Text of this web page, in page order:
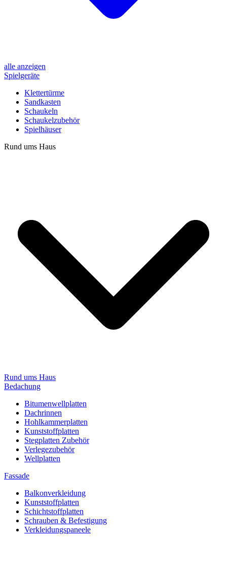
alle anzeigen
Spielgeräte
Klettertürme
Sandkasten
Schaukeln
Schaukelzubehör
Spielhäuser
Rund ums Haus
Rund ums Haus
Bedachung
Bitumenwellplatten
Dachrinnen
Hohlkammerplatten
Kunststoffplatten
Stegplatten Zubehör
Verlegezubehör
Wellplatten
Fassade
Balkonverkleidung
Kunststoffplatten
Schichtstoffplatten
Schrauben & Befestigung
Verkleidungspaneele